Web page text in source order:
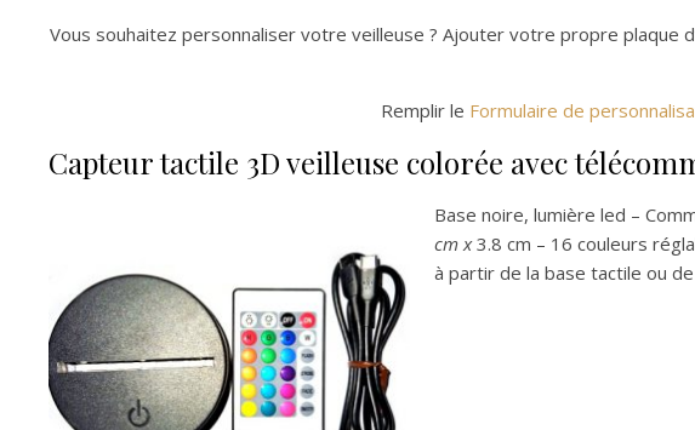
Vous souhaitez personnaliser votre veilleuse ? Ajouter votre propre plaque
Remplir le Formulaire de
Capteur tactile 3D veilleuse colorée avec
Base noire, lumière led –
cm x3.8 cm – 16 couleurs
à partir de la base tactile ou